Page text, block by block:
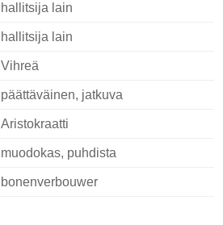
hallitsija lain
hallitsija lain
Vihreä
päättäväinen, jatkuva
Aristokraatti
muodokas, puhdista
bonenverbouwer